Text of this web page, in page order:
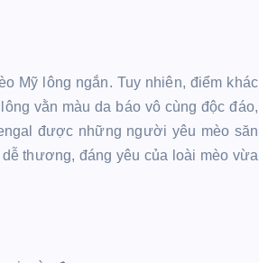
Mỹ lông ngắn. Tuy nhiên, điểm khác
vằn màu da báo vô cùng độc đáo,
được những người yêu mèo săn
thương, đáng yêu của loài mèo vừa